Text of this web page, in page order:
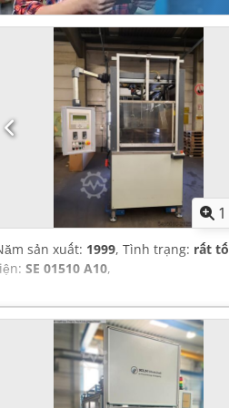
1
sản xuất: 1999, Tình trạng: rất
SE 01510 A10,